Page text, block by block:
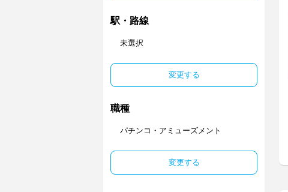
駅・路線
未選択
変更する
職種
パチンコ・アミューズメント
変更する